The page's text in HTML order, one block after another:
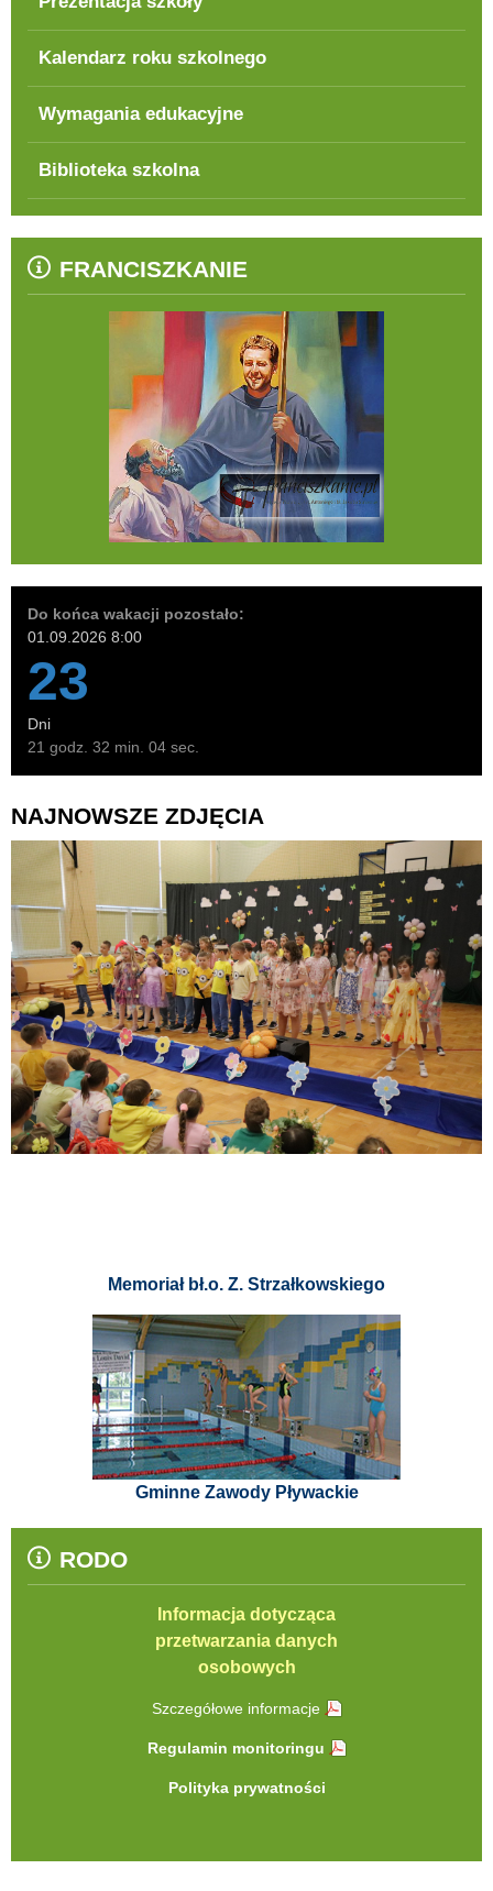
Kalendarz roku szkolnego
Wymagania edukacyjne
Biblioteka szkolna
FRANCISZKANIE
Do końca wakacji pozostało:
01.09.2026 8:00
23
Dni
21 godz. 32 min. 02 sec.
NAJNOWSZE ZDJĘCIA
Memoriał bł.o. Z. Strzałkowskiego
Gminne Zawody Pływackie
RODO
Informacja dotycząca
przetwarzania danych
osobowych
Szczegółowe informacje
Regulamin monitoringu
Polityka prywatności